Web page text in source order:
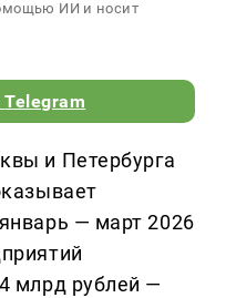
ИИ и носит
Telegram
и Петербурга
— март 2026
млрд рублей —